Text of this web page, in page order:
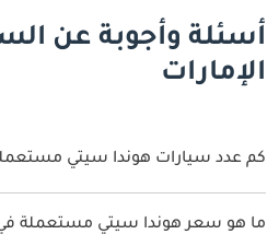
أسئلة وأجوبة عن
الإمارات
كم عدد سيارات هوندا سيتي مستعملة
5 سيارة هوندا سيتي مستعملة متوفرة للبيع في الإمارات.
ما هو سعر هوندا سيتي مستعملة في